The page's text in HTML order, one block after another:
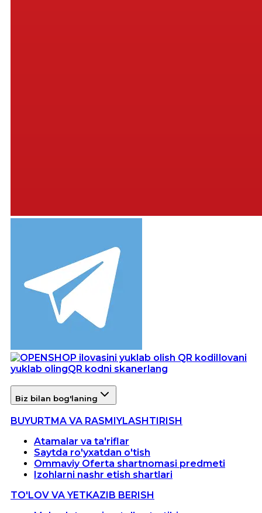
Ilovani
yuklab olingQR kodni skanerlang
Biz bilan bog'laning
BUYURTMA VA RASMIYLASHTIRISH
Atamalar va ta'riflar
Saytda ro'yxatdan o'tish
Ommaviy Oferta shartnomasi predmeti
Izohlarni nashr etish shartlari
TO'LOV VA YETKAZIB BERISH